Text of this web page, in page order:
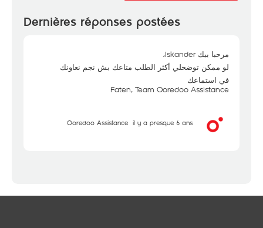
Dernières réponses postées
مرحبا بيك Iskander،
لو ممكن توضحلي أكثر الطلب متاعك بش نجم نعاونك
في استماعك
Faten, Team Ooredoo Assistance
Ooredoo Assistance il y a presque 6 ans